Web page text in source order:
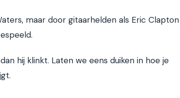
maar door gitaarhelden als Eric Clapton
hij klinkt. Laten we eens duiken in hoe je